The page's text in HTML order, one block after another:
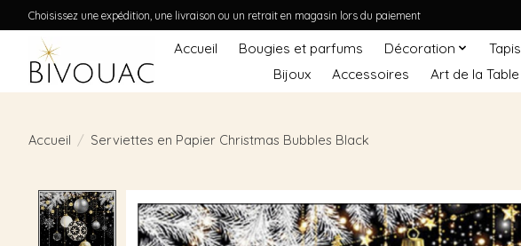
Choisissez une expédition, une livraison ou un retrait en magasin lors du paiement
Accueil Bougies et parfums Décoration Tapis
Bijoux
Accessoires Art de la Table
Accueil / Serviettes en Papier Christmas Bubbles Black
Product image slideshow Items